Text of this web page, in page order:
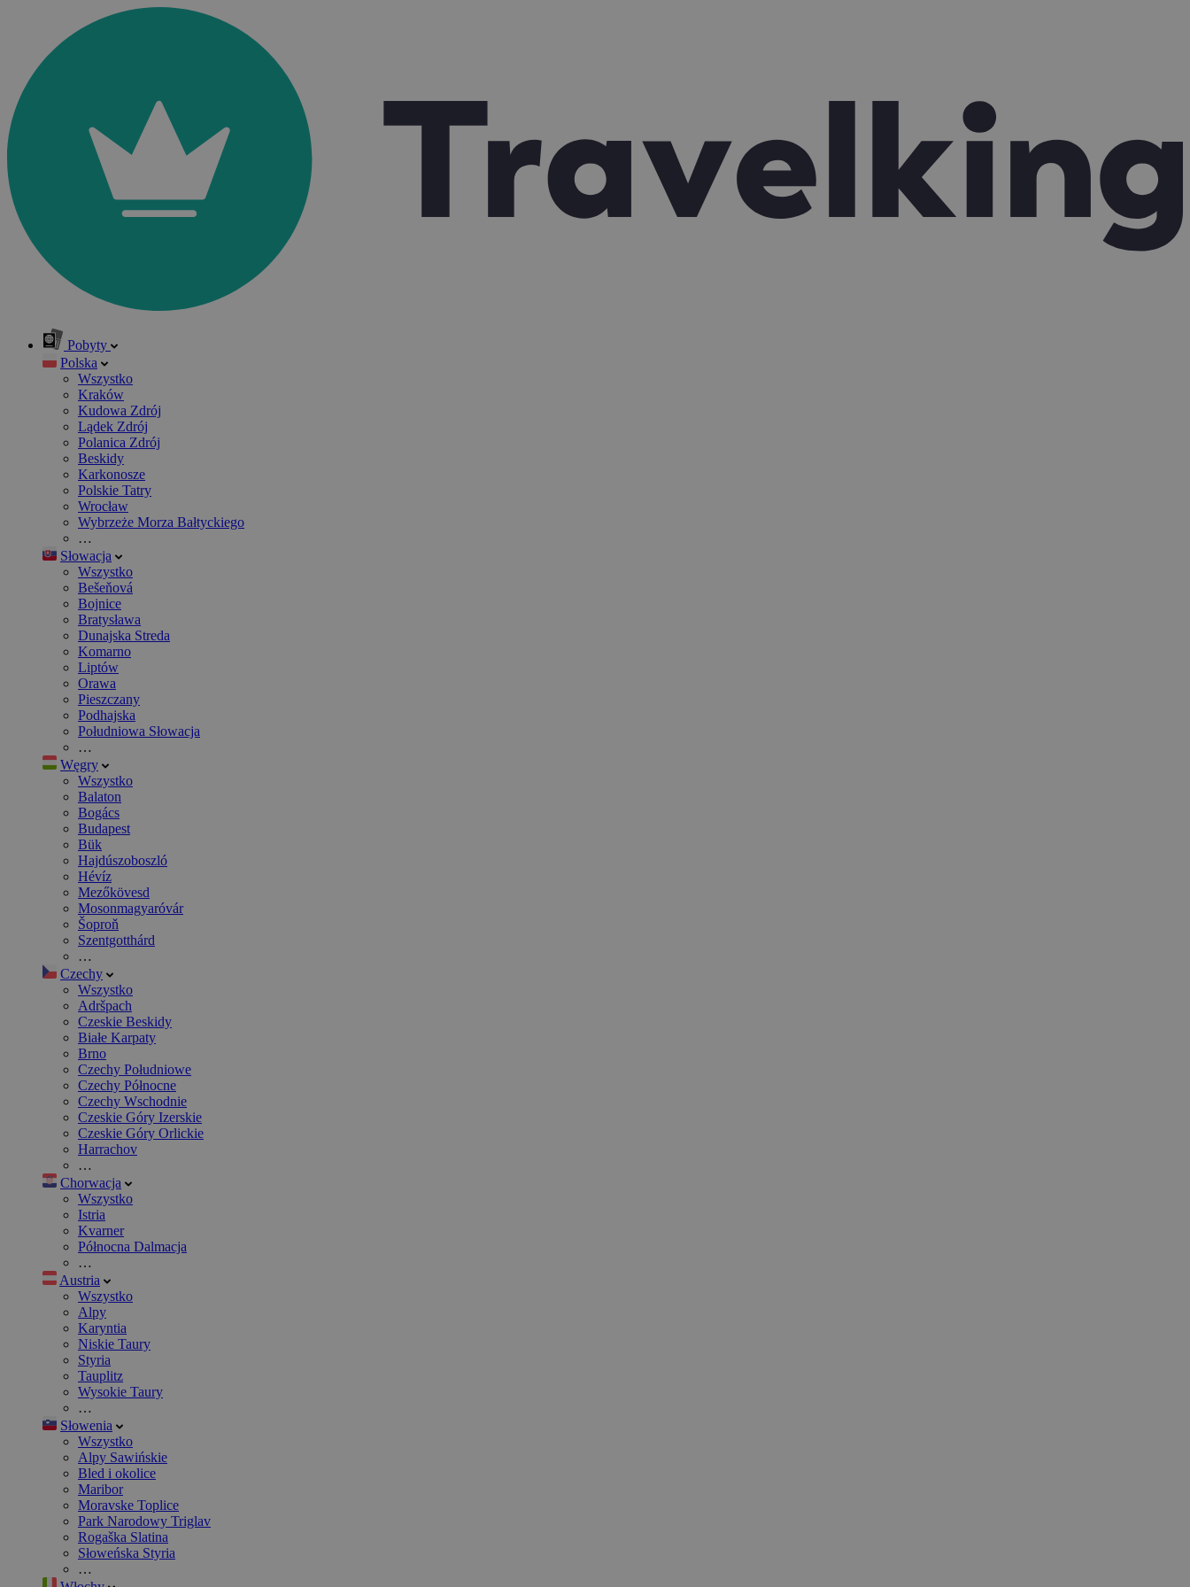
Pobyty
Polska
Wszystko
Kraków
Kudowa Zdrój
Lądek Zdrój
Polanica Zdrój
Beskidy
Karkonosze
Polskie Tatry
Wrocław
Wybrzeże Morza Bałtyckiego
…
Słowacja
Wszystko
Bešeňová
Bojnice
Bratysława
Dunajska Streda
Komarno
Liptów
Orawa
Pieszczany
Podhajska
Południowa Słowacja
…
Węgry
Wszystko
Balaton
Bogács
Budapest
Bük
Hajdúszoboszló
Hévíz
Mezőkövesd
Mosonmagyaróvár
Šoproň
Szentgotthárd
…
Czechy
Wszystko
Adršpach
Czeskie Beskidy
Białe Karpaty
Brno
Czechy Południowe
Czechy Północne
Czechy Wschodnie
Czeskie Góry Izerskie
Czeskie Góry Orlickie
Harrachov
…
Chorwacja
Wszystko
Istria
Kvarner
Północna Dalmacja
…
Austria
Wszystko
Alpy
Karyntia
Niskie Taury
Styria
Tauplitz
Wysokie Taury
…
Słowenia
Wszystko
Alpy Sawińskie
Bled i okolice
Maribor
Moravske Toplice
Park Narodowy Triglav
Rogaška Slatina
Słoweńska Styria
…